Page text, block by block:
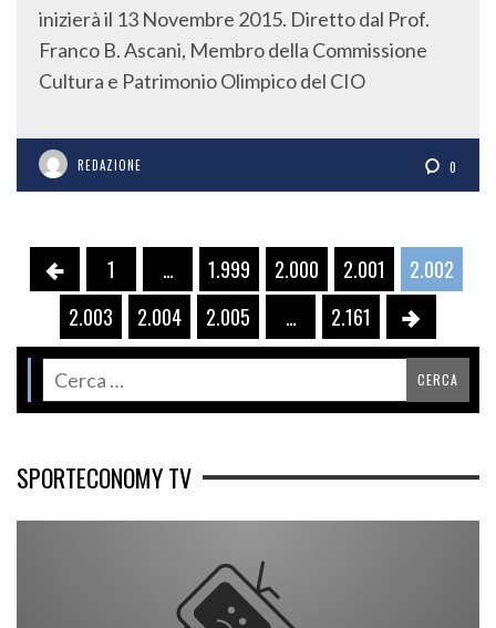
inizierà il 13 Novembre 2015. Diretto dal Prof.
Franco B. Ascani, Membro della Commissione
Cultura e Patrimonio Olimpico del CIO
REDAZIONE 0
1 … 1.999 2.000 2.001
2.002
2.003
2.004 2.005 … 2.161
SPORTECONOMY TV